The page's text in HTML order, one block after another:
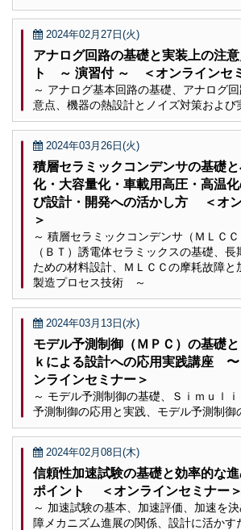
2024年02月27日(火)
アナログ回路の基礎と実装上の注
ト ～ 演習付 ～ ＜オンラインセ
～ アナログ基本回路の基礎、アナログ
意点、機器の熱設計とノイズ対策およ
2024年03月26日(火)
積層セラミックコンデンサの基礎
化・大容量化・車載用高圧・高温
び設計・開発への活かし方 ＜オ
＞
～ 積層セラミックコンデンサ（ＭＬＣ
（ＢＴ）誘電体セラミックスの基礎、
ための材料設計、ＭＬＣＣの摩耗故障と
製造プロセス技術 ～
2024年03月13日(水)
モデル予測制御（ＭＰＣ）の基礎
ｋによる設計への応用実践講座
ンラインセミナー＞
～ モデル予測制御の基礎、Ｓｉｍｕｌ
予測制御の応用と実践、モデル予測制
2024年02月08日(木)
信頼性加速試験の基礎と効率的な
ポイント ＜オンラインセミナー＞
～ 加速試験の基本、加速評価、加速を
障メカニズム進展の関係、設計に活かす